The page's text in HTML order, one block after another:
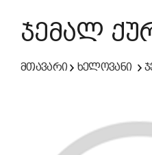
ჯემალ
მთავარი ხელოვანი